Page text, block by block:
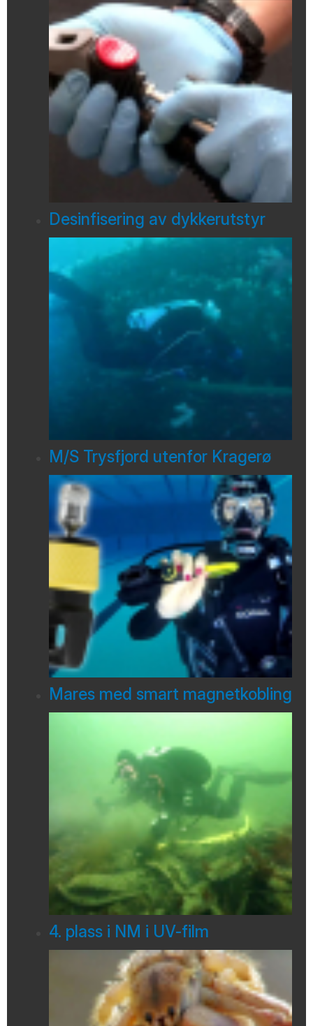
Desinfisering av dykkerutstyr
M/S Trysfjord utenfor Kragerø
Mares med smart magnetkobling
4. plass i NM i UV-film